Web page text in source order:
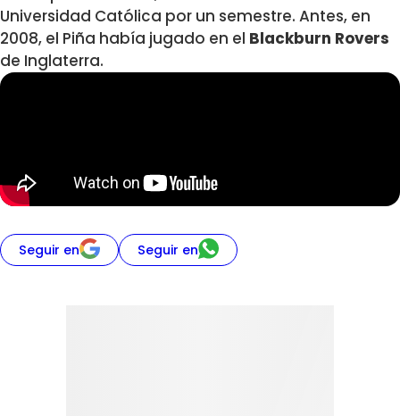
Universidad Católica por un semestre. Antes, en
2008, el Piña había jugado en el Blackburn Rovers
de Inglaterra.
Seguir en Seguir en